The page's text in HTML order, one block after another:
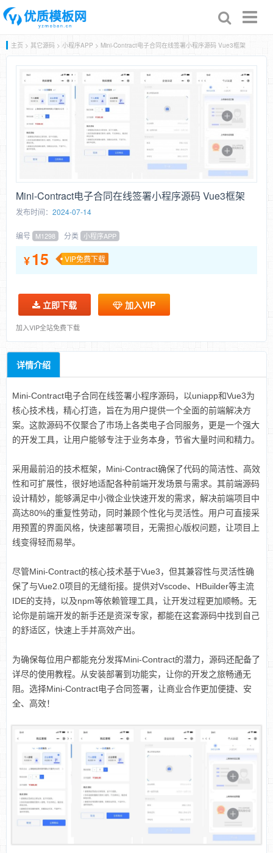
主页 > 其它源码 > 小程序APP > Mini-Contract电子合同在线签署小程序源码 Vue3框架
Mini-Contract电子合同在线签署小程序源码 Vue3框架
发布时间： 2024-07-14
编号 M1298 分类 小程序APP
¥15 VIP免费下载
立即下载 加入VIP
加入VIP全站免费下载
详情介绍
Mini-Contract电子合同在线签署小程序源码，以uniapp和Vue3为
核心技术栈，精心打造，旨在为用户提供一个全面的前端解决方
案。这款源码不仅聚合了市场上各类电子合同服务，更是一个强大
的开发工具，让用户能够专注于业务本身，节省大量时间和精力。
采用最前沿的技术框架，Mini-Contract确保了代码的简洁性、高效
性和可扩展性，很好地适配各种前端开发场景与需求。其前端源码
设计精妙，能够满足中小微企业快速开发的需求，解决前端项目中
高达80%的重复性劳动，同时兼顾个性化与灵活性。用户可直接采
用预置的界面风格，快速部署项目，无需担心版权问题，让项目上
线变得轻而易举。
尽管Mini-Contract的核心技术基于Vue3，但其兼容性与灵活性确
保了与Vue2.0项目的无缝衔接。提供对Vscode、HBuilder等主流
IDE的支持，以及npm等依赖管理工具，让开发过程更加顺畅。无
论你是前端开发的新手还是资深专家，都能在这套源码中找到自己
的舒适区，快速上手并高效产出。
为确保每位用户都能充分发挥Mini-Contract的潜力，源码还配备了
详尽的使用教程。从安装部署到功能实，让你的开发之旅畅通无
阻。选择Mini-Contract电子合同签署，让商业合作更加便捷、安
全、高效！